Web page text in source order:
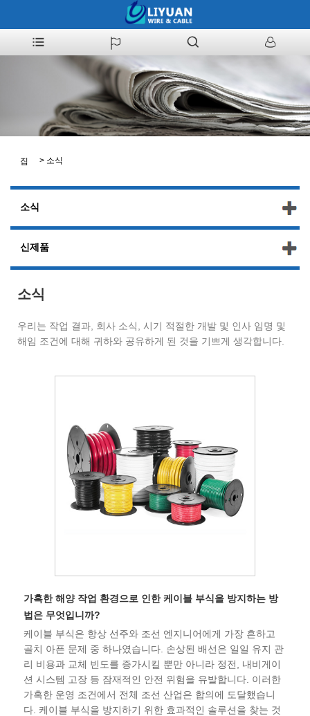
집 > 소식
소식
신제품
소식
우리는 작업 결과, 회사 소식, 시기 적절한 개발 및 인사 임명 및
해임 조건에 대해 귀하와 공유하게 된 것을 기쁘게 생각합니다.
가혹한 해양 작업 환경으로 인한 케이블 부식을 방지하는 방
법은 무엇입니까?
케이블 부식은 항상 선주와 조선 엔지니어에게 가장 흔하고
골치 아픈 문제 중 하나였습니다. 손상된 배선은 일일 유지 관
리 비용과 교체 빈도를 증가시킬 뿐만 아니라 정전, 내비게이
션 시스템 고장 등 잠재적인 안전 위험을 유발합니다. 이러한
가혹한 운영 조건에서 전체 조선 산업은 합의에 도달했습니
다. 케이블 부식을 방지하기 위한 효과적인 솔루션을 찾는 것